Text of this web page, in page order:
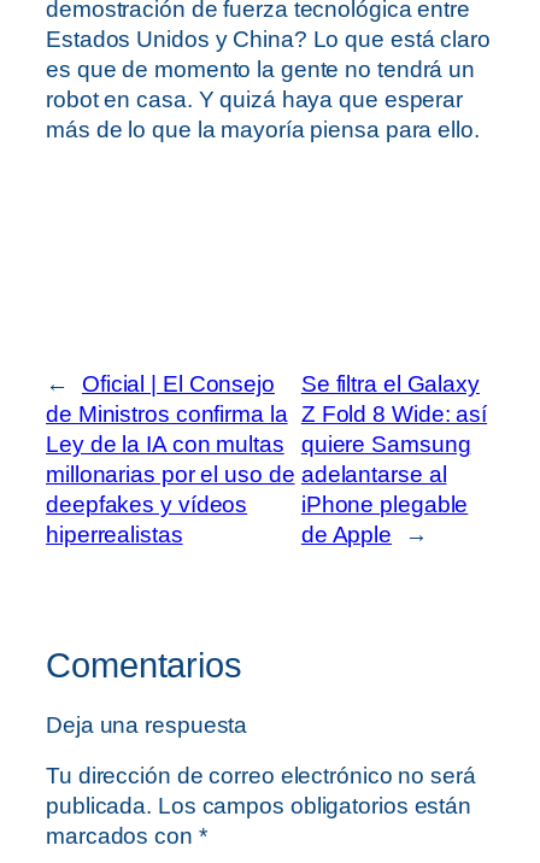
demostración de fuerza tecnológica entre
Estados Unidos y China? Lo que está claro
es que de momento la gente no tendrá un
robot en casa. Y quizá haya que esperar
más de lo que la mayoría piensa para ello.
←
Oficial | El Consejo
de Ministros confirma la
Ley de la IA con multas
millonarias por el uso de
deepfakes y vídeos
hiperrealistas
Se filtra el Galaxy
Z Fold 8 Wide: así
quiere Samsung
adelantarse al
iPhone plegable
de Apple
→
Comentarios
Deja una respuesta
Tu dirección de correo electrónico no será
publicada. Los campos obligatorios están
marcados con *